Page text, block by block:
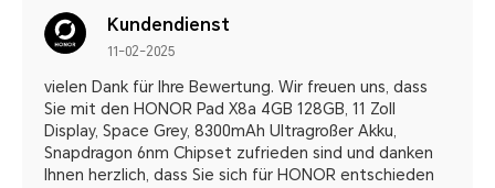
Kundendienst
11-02-2025
vielen Dank für Ihre Bewertung. Wir freuen uns, dass
Sie mit den HONOR Pad X8a 4GB 128GB, 11 Zoll
Display, Space Grey, 8300mAh Ultragroßer Akku,
Snapdragon 6nm Chipset zufrieden sind und danken
Ihnen herzlich, dass Sie sich für HONOR entschieden